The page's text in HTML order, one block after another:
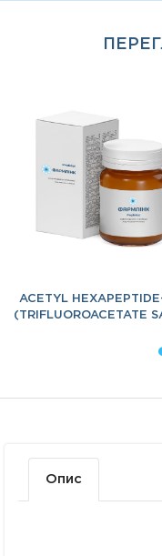
ACETYL
(TRIFLUOROACETATE
Опис